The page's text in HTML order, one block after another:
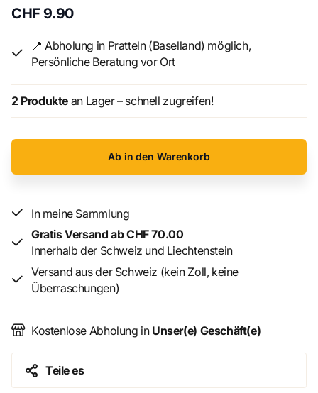
chan durch Stabilität und angenehme Haptik. Ob als
Spielfigur, Sammeldrache oder originelle Geschenkidee –
dieser Drache sorgt für magischen Spielspaß ab 3 Jahren.
Produktdetails
Drache Aisu-chan
Artikelnummer:1158
Marke:Woobly
Länge:10 cm
Altersempfehlung: ab 3 Jahren
CHF 9.90
📍 Abholung in Pratteln (Baselland) möglich,
Persönliche Beratung vor Ort
2 Produkte an Lager – schnell zugreifen!
Ab in den Warenkorb
In meine Sammlung
Gratis Versand ab CHF 70.00
Innerhalb der Schweiz und Liechtenstein
Versand aus der Schweiz (kein Zoll, keine
Überraschungen)
Kostenlose Abholung in Unser(e) Geschäft(e)
Teile es